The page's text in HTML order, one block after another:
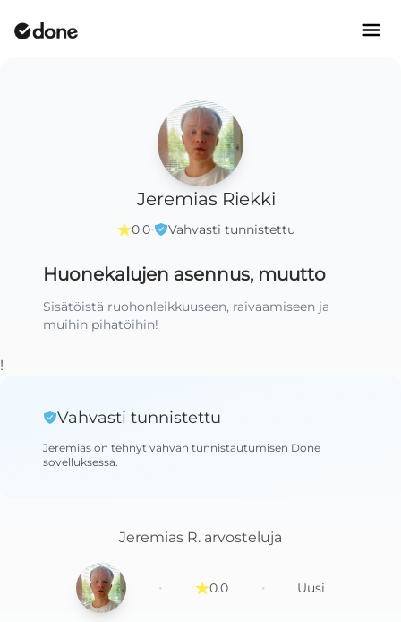
Jeremias Riekki
0.0· Vahvasti tunnistettu
Huonekalujen asennus, muutto
Sisätöistä ruohonleikkuuseen, raivaamiseen ja
muihin pihatöihin!
!
Vahvasti tunnistettu
Jeremias on tehnyt vahvan tunnistautumisen Done
sovelluksessa.
Jeremias R. arvosteluja
· 0.0 · Uusi